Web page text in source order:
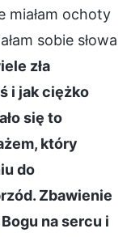
miałam ochoty
sobie słowa
zła
i jak ciężko
się to
który
do
Zbawienie
na sercu i